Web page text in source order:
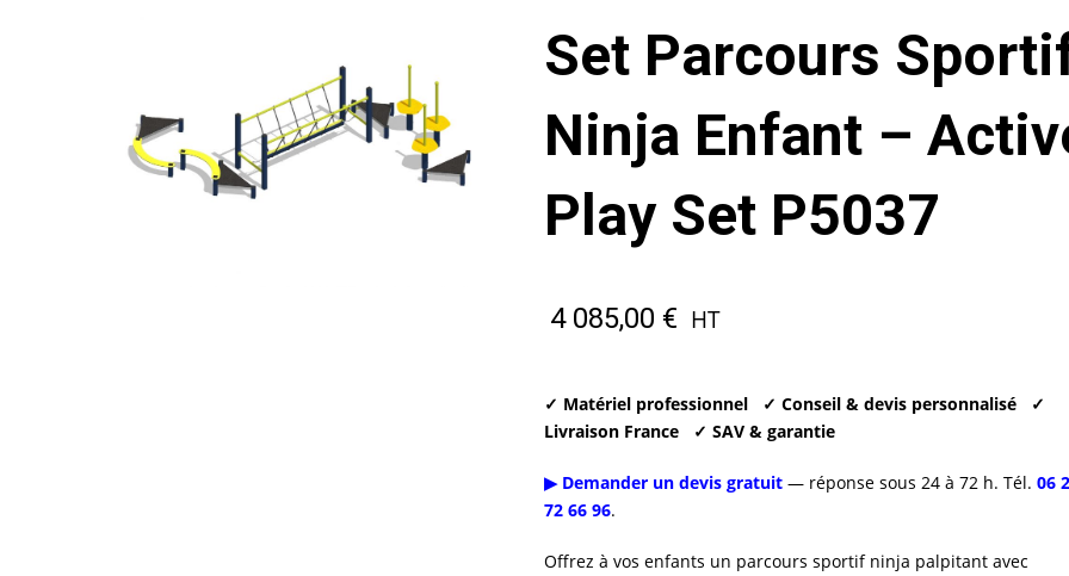
Set Parcours
Ninja Enfant –
Play Set P5037
4 085,00 € HT
✓ Matériel professionnel ✓ Conseil & devis personnalisé
✓
Livraison France
✓ SAV & garantie
▶ Demander un devis gratuit— réponse sous 24 à 72 h. Tél. 06
72 66 96.
Offrez à vos enfants un parcours sportif ninja palpitant avec